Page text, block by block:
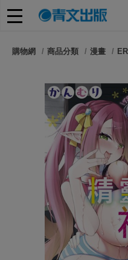
朋友們，提高警覺！
購物網 商品分類 漫畫